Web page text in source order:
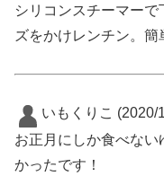
シリコンスチーマー
ズをかけレンチン。簡
いもくりこ (2020/
お正月にしか食べな
かったです！